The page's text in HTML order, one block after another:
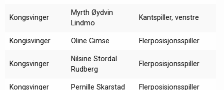
Kongsvinger
Myrth Øydvin
Lindmo
Kantspiller, venstre
Kongisvinger Oline Gimse Flerposisjonsspiller
Kongsvinger
Nilsine Stordal
Rudberg
Flerposisjonsspiller
Kongsvinger Pernille Skarstad Flerposisjonsspiller